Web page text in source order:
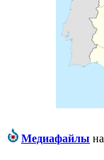
Медиафайлы на